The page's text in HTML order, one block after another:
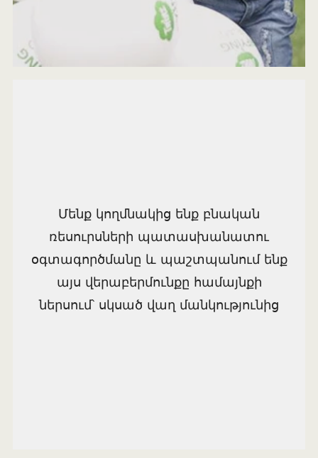
Մենք կողմնակից ենք բնական
ռեսուրսների պատասխանատու
օգտագործմանը և պաշտպանում ենք
այս վերաբերմունքը համայնքի
ներսում՝ սկսած վաղ մանկությունից